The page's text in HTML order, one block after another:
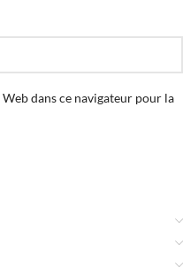
dans ce navigateur pour la